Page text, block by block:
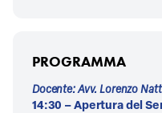
PROGRAMMA
Docente: Avv. Lorenzo
14:30 – Apertura del